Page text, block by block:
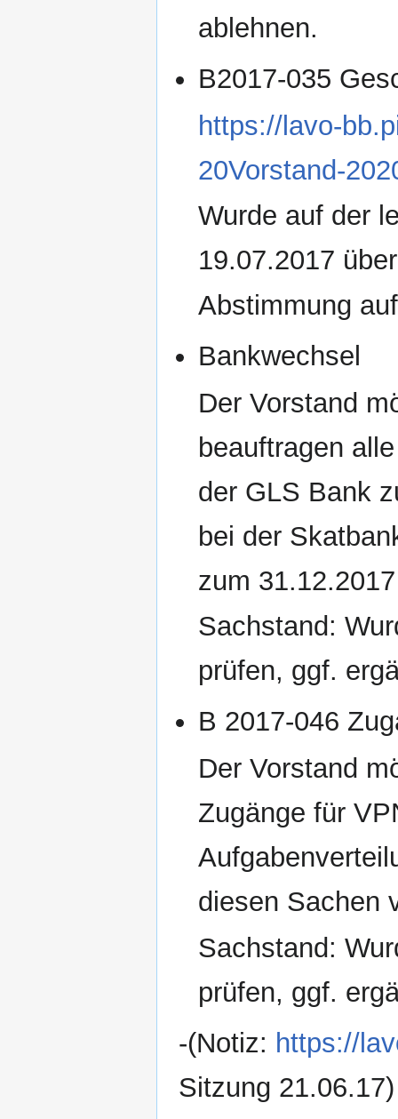
ablehnen.
B2017-035
https://lavo-
20Vorstand-
Wurde auf der
19.07.2017
Abstimmung
Bankwechsel
Der Vorstand
beauftragen
der GLS Bank
bei der
zum
Sachstand:
prüfen, ggf.
B 2017-046
Der Vorstand
Zugänge für
diesen Sachen
Sachstand:
prüfen, ggf.
-(Notiz: https://
Sitzung